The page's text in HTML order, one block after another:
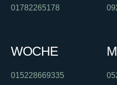
01782265178
WOCHE
015228669335